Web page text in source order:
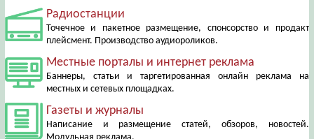
Радиостанции
Точечное и пакетное размещение, спонсорство и продакт
плейсмент. Производство аудиороликов.
Местные порталы и интернет реклама
Баннеры, статьи и таргетированная онлайн реклама на
местных и сетевых площадках.
Газеты и журналы
Написание и размещение статей, обзоров, новостей.